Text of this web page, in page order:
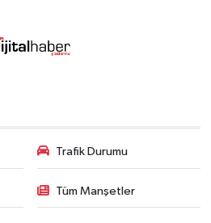
Trafik Durumu
Tüm Manşetler